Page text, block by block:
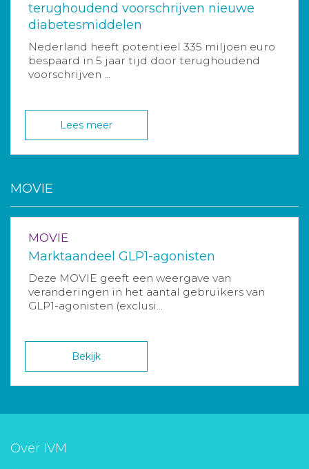
terughoudend voorschrijven nieuwe
diabetesmiddelen
Nederland heeft potentieel 335 miljoen euro
bespaard in 5 jaar tijd door terughoudend
voorschrijven ...
Lees meer
MOVIE
MOVIE
Marktaandeel GLP1-agonisten
Deze MOVIE geeft een weergave van
veranderingen in het aantal gebruikers van
GLP1-agonisten (exclusi...
Bekijk
Over IVM